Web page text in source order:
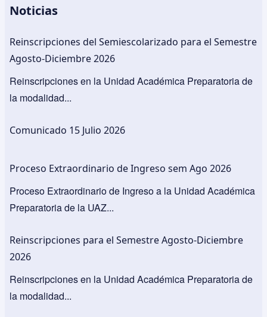
e e
b
o
o
k
Noticias
Reinscripciones del Semiescolarizado para el Semestre
Agosto-Diciembre 2026
Reinscripciones en la Unidad Académica Preparatoria de
la modalidad...
Comunicado 15 Julio 2026
Proceso Extraordinario de Ingreso sem Ago 2026
Proceso Extraordinario de Ingreso a la Unidad Académica
Preparatoria de la UAZ...
Reinscripciones para el Semestre Agosto-Diciembre
2026
Reinscripciones en la Unidad Académica Preparatoria de
la modalidad...